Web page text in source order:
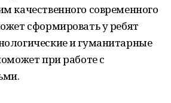
качественного современного
сформировать у ребят
и гуманитарные
при работе с